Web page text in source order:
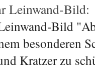
Leinwand-Bild:
Bild
besonderen
Kratzer zu